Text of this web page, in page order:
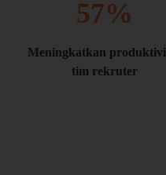
57%
Meningkatkan
tim rekruter